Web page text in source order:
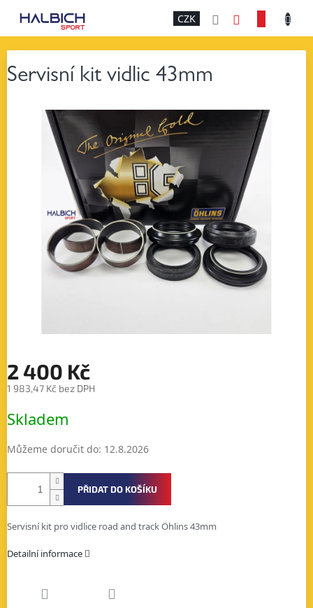
CZK
KOŠÍK
Servisní kit vidlic 43mm
2 400 Kč
1 983,47 Kč bez DPH
cena:
Skladem
Můžeme doručit do: 12.8.2026
PŘIDAT DO KOŠÍKU
Servisní kit pro vidlice road and track Öhlins 43mm
Detailní informace